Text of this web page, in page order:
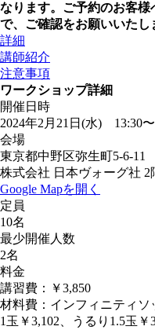
なります。ご予約のお客
で、ご確認をお願いいたし
詳細
講師紹介
注意事項
ワークショップ詳細
開催日時
2024年2月21日(水) 13:30
会場
東京都中野区弥生町5-6-11
株式会社 日本ヴォーグ社 2
Google Mapを開く
定員
10名
最少開催人数
2名
料金
講習費：￥3,850
材料費：インフィニティ
1玉￥3,102、うるり1.5玉￥